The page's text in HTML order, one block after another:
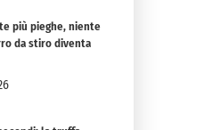
più pieghe, niente
da stiro diventa